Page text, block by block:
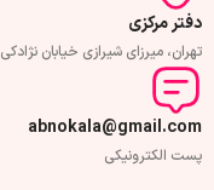
دفتر مرکزی
تهران، میرزای شیرازی خیابان نژادکی
abnokala@gmail.com
پست الکترونیکی